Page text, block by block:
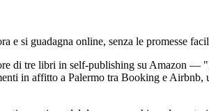
si guadagna online, senza le promesse
di tre libri in self-publishing su Amazon —
in affitto a Palermo tra Booking e Airbnb,